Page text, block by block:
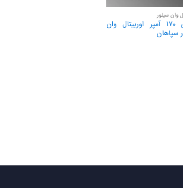
وان سیلور
باتری 170 آمپر اوربیتال وان
سپاهان